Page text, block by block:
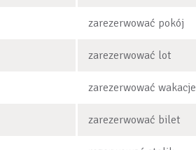
zarezerwować pokój
zarezerwować lot
zarezerwować wakacje
zarezerwować bilet